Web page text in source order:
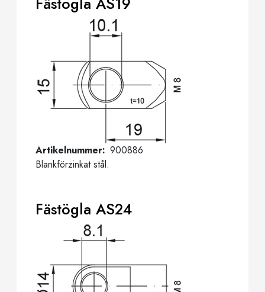
Artikelnummer 900886
Blankförzinkat stål.
Fästögla AS24